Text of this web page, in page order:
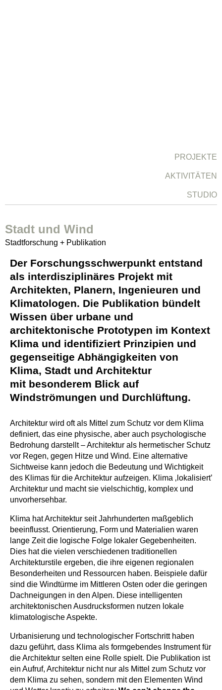
PROJEKTE
AKTIVITÄTEN
STUDIO
Stadt und Wind
Stadtforschung + Publikation
Der Forschungsschwerpunkt entstand
als interdisziplinäres Projekt mit
Architekten, Planern, Ingenieuren und
Klimatologen. Die Publikation bündelt
Wissen über urbane und
architektonische Prototypen im Kontext
Klima und identifiziert Prinzipien und
gegenseitige Abhängigkeiten von
Klima, Stadt und Architektur
mit besonderem Blick auf
Windströmungen und Durchlüftung.
Architektur wird oft als Mittel zum Schutz vor dem Klima
definiert, das eine physische, aber auch psychologische
Bedrohung darstellt – Architektur als hermetischer Schutz
vor Regen, gegen Hitze und Wind. Eine alternative
Sichtweise kann jedoch die Bedeutung und Wichtigkeit
des Klimas für die Architektur aufzeigen. Klima ‚lokalisiert’
Architektur und macht sie vielschichtig, komplex und
unvorhersehbar.
Klima hat Architektur seit Jahrhunderten maßgeblich
beeinflusst. Orientierung, Form und Materialien waren
lange Zeit die logische Folge lokaler Gegebenheiten.
Dies hat die vielen verschiedenen traditionellen
Architekturstile ergeben, die ihre eigenen regionalen
Besonderheiten und Ressourcen haben. Beispiele dafür
sind die Windtürme im Mittleren Osten oder die geringen
Dachneigungen in den Alpen. Diese intelligenten
architektonischen Ausdrucksformen nutzen lokale
klimatologische Aspekte.
Urbanisierung und technologischer Fortschritt haben
dazu geführt, dass Klima als formgebendes Instrument für
die Architektur selten eine Rolle spielt. Die Publikation ist
ein Aufruf, Architektur nicht nur als Mittel zum Schutz vor
dem Klima zu sehen, sondern mit den Elementen Wind